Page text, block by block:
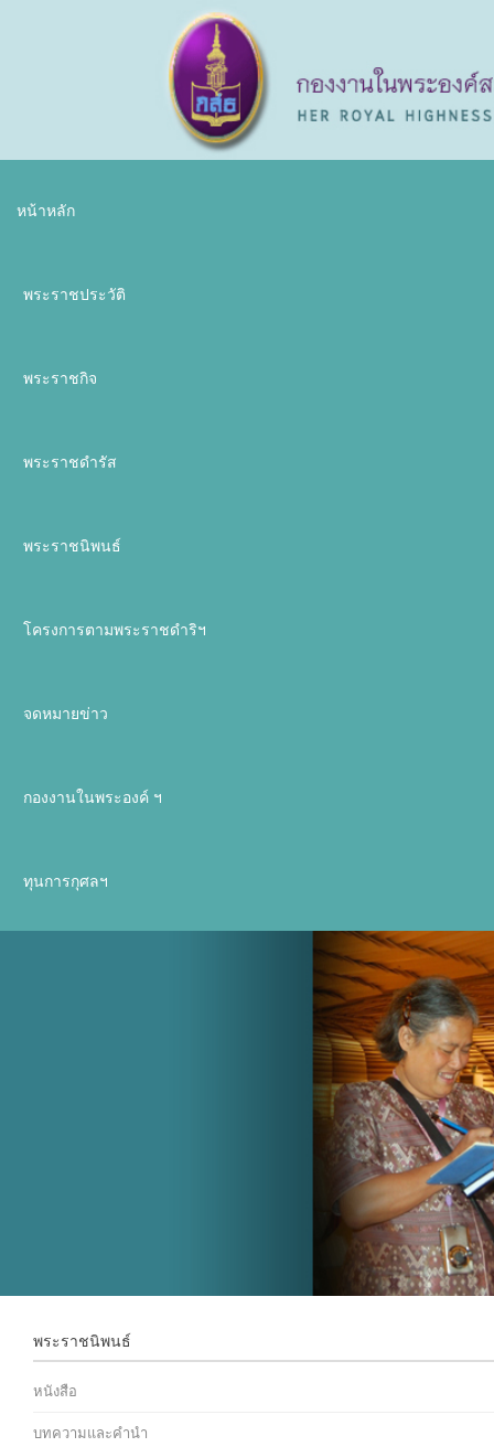
หน้าหลัก
พระราชประวัติ
พระราชกิจ
พระราชดำรัส
พระราชนิพนธ์
โครงการตามพระราชดำริฯ
จดหมายข่าว
กองงานในพระองค์ ฯ
ทุนการกุศลฯ
พระราชนิพนธ์
หนังสือ
บทความและคำนำ